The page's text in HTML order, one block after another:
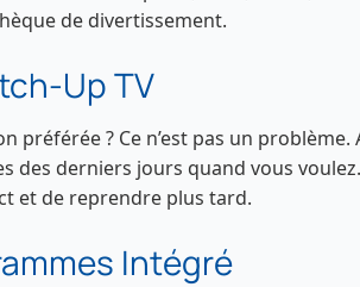
de divertissement.
Up TV
préférée ? Ce n’est pas un
des derniers jours quand vous
et de reprendre plus tard.
Intégré